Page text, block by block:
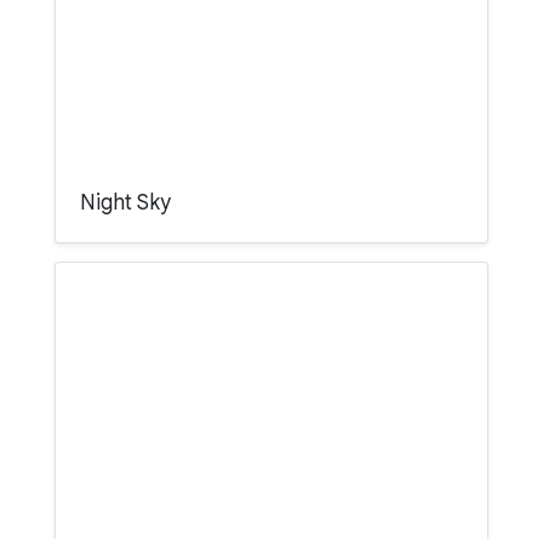
Night Sky